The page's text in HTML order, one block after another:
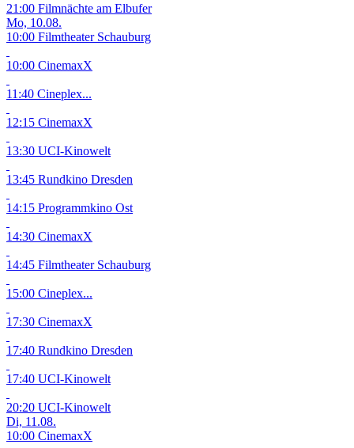
21:00 Filmnächte am Elbufer
Mo, 10.08.
10:00 Filmtheater Schauburg
10:00 CinemaxX
11:40 Cineplex...
12:15 CinemaxX
13:30 UCI-Kinowelt
13:45 Rundkino Dresden
14:15 Programmkino Ost
14:30 CinemaxX
14:45 Filmtheater Schauburg
15:00 Cineplex...
17:30 CinemaxX
17:40 Rundkino Dresden
17:40 UCI-Kinowelt
20:20 UCI-Kinowelt
Di, 11.08.
10:00 CinemaxX